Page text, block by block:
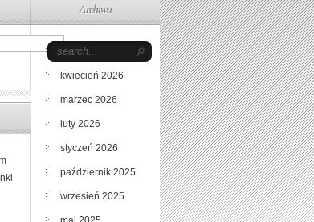
Archiwa
maj 2026
kwiecień 2026
marzec 2026
luty 2026
styczeń 2026
październik 2025
wrzesień 2025